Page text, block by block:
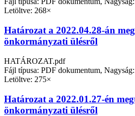
Letöltve: 268×
Határozat a 2022.04.28-án
önkormányzati ülésről
HATÁROZAT.pdf
Fájl típusa: PDF dokumentum,
Letöltve: 275×
Határozat a 2022.01.27-én
önkormányzati ülésről